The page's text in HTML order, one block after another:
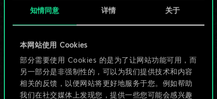
知情同意 详情 关于
本网站使用 Cookies
部分需要使用 Cookies 的是为了让网站功能可用，而
另一部分是非强制性的，可以为我们提供技术和内容
相关的反馈，以便网站将更好地服务于您。例如帮助
我们在社交媒体上发现您，提供一些您可能会感兴趣
目前只是分享了一套
牌，但能做的不止这